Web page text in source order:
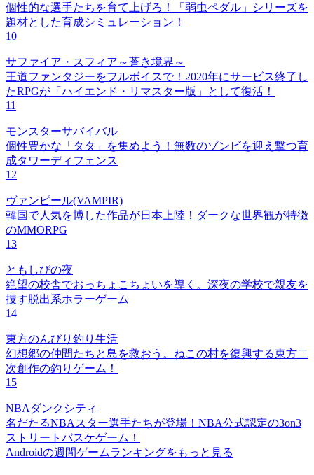
個性的な選手たちを育て上げろ！「弱虫ペダル」シリーズを
題材とした育成シミュレーション！
10
サファイア・スフィア～蒼き境界～
王道ファンタジーをフルボイスで！2020年にサービス終了し
たRPGが「ハイエンド・リマスター版」として復活！
11
モンスターサバイバル
個性豊かな「タタ」を集めよう！無数のゾンビを迎え撃つ育
成タワーディフェンス
12
ヴァンピール(VAMPIR)
韓国で人気を博した作品が日本上陸！ダークな世界観が特徴
のMMORPG
13
ともしびの夜
絶望の校舎でおっちょこちょいを導く。深夜の学校で親友を
捜す脱出系ホラーゲーム
14
東方のんびり釣り生活
幻想郷の仲間たちと島を救おう。ねこの村を復興する東方二
次創作の釣りゲーム！
15
NBAダンクシティ
名だたるNBAスター選手たちが登場！NBA公式認定の3on3
ストリートバスケゲーム！
Androidの週間ゲームランキングをもっと見る